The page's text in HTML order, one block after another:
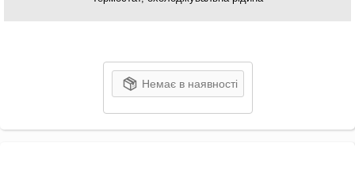
Немає в наявності